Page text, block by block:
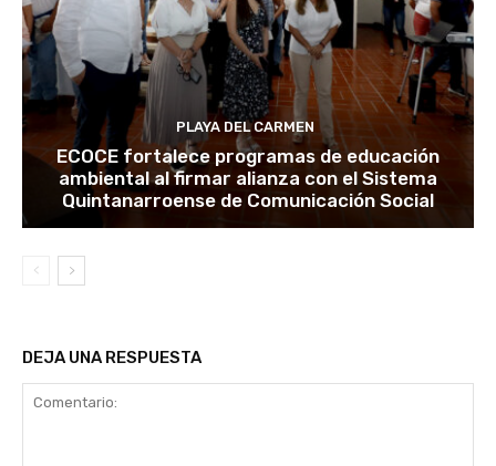
PLAYA DEL CARMEN
ECOCE fortalece programas de educación
ambiental al firmar alianza con el Sistema
Quintanarroense de Comunicación Social
DEJA UNA RESPUESTA